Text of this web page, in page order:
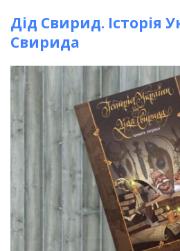
Дід Свирид. Історія
Свирида